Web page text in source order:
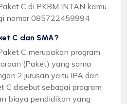
C di PKBM INTAN kamu
nomor 085722459994
C dan SMA?
C merupakan program
(Paket) yang sama
2 jurusan yaitu IPA dan
C disebut sebagai program
biaya pendidikan yang